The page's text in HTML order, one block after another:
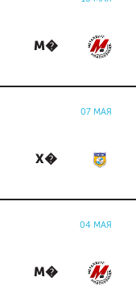
М�
07 МАЯ
Х�
04 МАЯ
М�